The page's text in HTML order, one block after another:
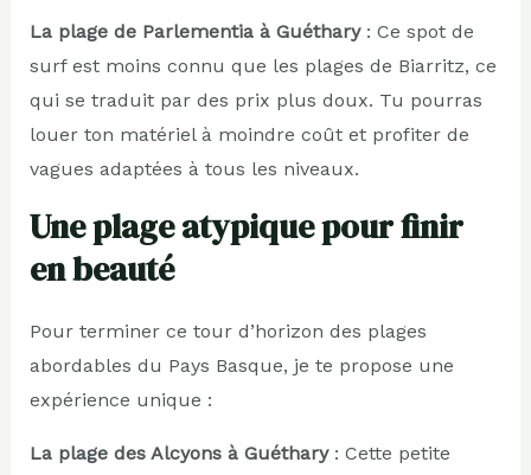
La plage de Parlementia à Guéthary: Ce spot de
surf est moins connu que les plages de Biarritz, ce
qui se traduit par des prix plus doux. Tu pourras
louer ton matériel à moindre coût et profiter de
vagues adaptées à tous les niveaux.
Une plage atypique pour finir
en beauté
Pour terminer ce tour d’horizon des plages
abordables du Pays Basque, je te propose une
expérience unique :
La plage des Alcyons à Guéthary: Cette petite